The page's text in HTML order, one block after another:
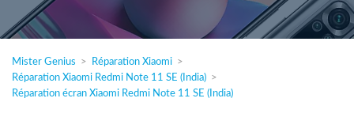
Particulier
Indépendant
Mister Genius
Réparation Xiaomi
Réparation Xiaomi Redmi Note 11 SE (India)
Réparation écran Xiaomi Redmi Note 11 SE (India)